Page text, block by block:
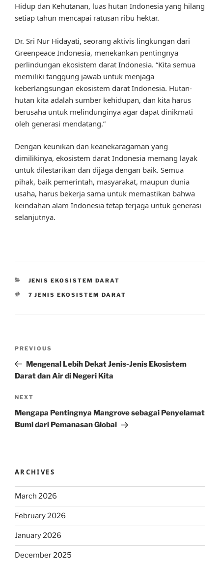
Hidup dan Kehutanan, luas hutan Indonesia yang hilang
setiap tahun mencapai ratusan ribu hektar.
Dr. Sri Nur Hidayati, seorang aktivis lingkungan dari
Greenpeace Indonesia, menekankan pentingnya
perlindungan ekosistem darat Indonesia. “Kita semua
memiliki tanggung jawab untuk menjaga
keberlangsungan ekosistem darat Indonesia. Hutan-
hutan kita adalah sumber kehidupan, dan kita harus
berusaha untuk melindunginya agar dapat dinikmati
oleh generasi mendatang.”
Dengan keunikan dan keanekaragaman yang
dimilikinya, ekosistem darat Indonesia memang layak
untuk dilestarikan dan dijaga dengan baik. Semua
pihak, baik pemerintah, masyarakat, maupun dunia
usaha, harus bekerja sama untuk memastikan bahwa
keindahan alam Indonesia tetap terjaga untuk generasi
selanjutnya.
CATEGORIES
JENIS EKOSISTEM DARAT
TAGS
7 JENIS EKOSISTEM DARAT
Previous
Post
PREVIOUS
Mengenal Lebih Dekat Jenis-Jenis Ekosistem
Darat dan Air di Negeri Kita
Next
Post
NEXT
Mengapa Pentingnya Mangrove sebagai Penyelamat
Bumi dari Pemanasan Global
ARCHIVES
March 2026
February 2026
January 2026
December 2025